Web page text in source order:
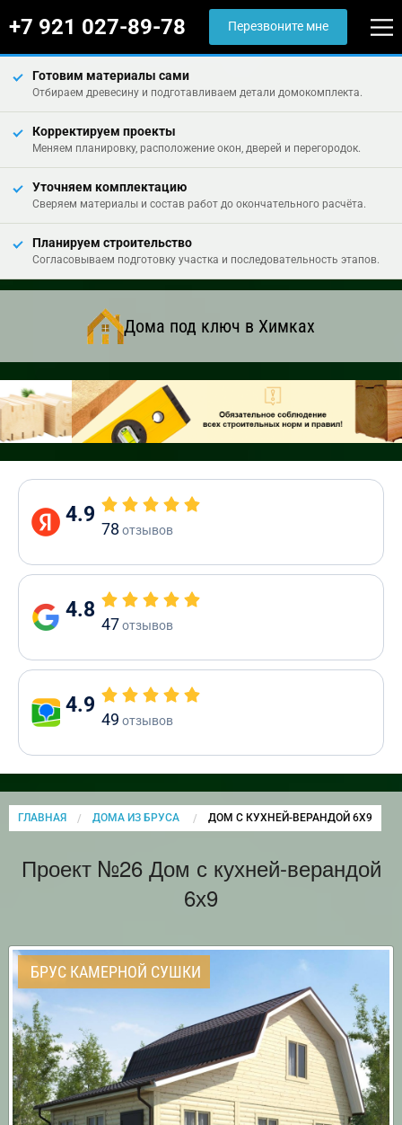
+7 921 027-89-78 Перезвоните мне
Готовим материалы сами
Отбираем древесину и подготавливаем детали домокомплекта.
Корректируем проекты
Меняем планировку, расположение окон, дверей и перегородок.
Уточняем комплектацию
Сверяем материалы и состав работ до окончательного расчёта.
Планируем строительство
Согласовываем подготовку участка и последовательность этапов.
Дома под ключ в Химках
4.9
78 отзывов
4.8
47отзывов
4.9
49 отзывов
ГЛАВНАЯ ДОМА ИЗ БРУСА CURRENT:
ДОМ С КУХНЕЙ-ВЕРАНДОЙ 6Х9
Проект №26 Дом с кухней-верандой
6х9
БРУС КАМЕРНОЙ СУШКИ